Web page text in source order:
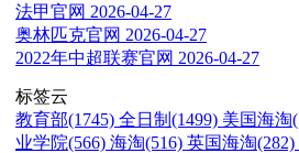
法甲官网 2026-04-27
奥林匹克官网 2026-04-27
2022年中超联赛官网 2026-04-27
标签云
教育部(1745) 全日制(1499) 美国海淘
业学院(566) 海淘(516) 英国海淘(282)